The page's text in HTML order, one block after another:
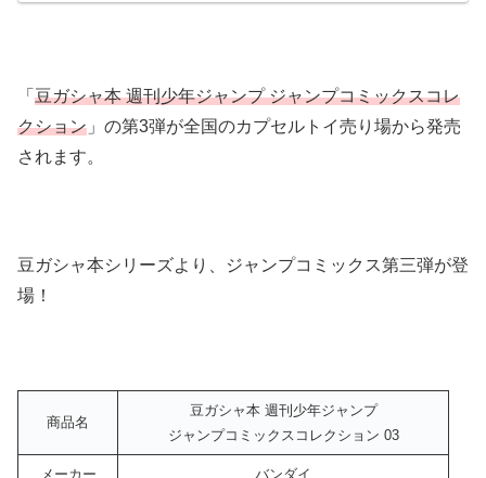
「 豆ガシャ本 週刊少年ジャンプ ジャンプコミックスコレ
クション 」の第3弾が全国のカプセルトイ売り場から発売
されます。
豆ガシャ本シリーズより、ジャンプコミックス第三弾が登
場！
商品名
豆ガシャ本 週刊少年ジャンプ
ジャンプコミックスコレクション 03
メーカー バンダイ